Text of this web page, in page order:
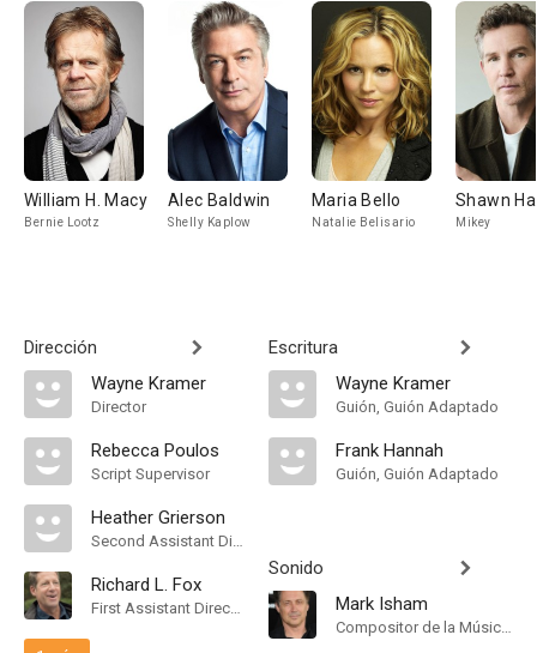
William H. Macy
Bernie Lootz
Alec Baldwin
Shelly Kaplow
Maria Bello
Natalie Belisario
Shawn
Mikey
Dirección
Wayne Kramer
Director
Rebecca Poulos
Script Supervisor
Heather Grierson
Second Assistant Director
Richard L. Fox
First Assistant Director
Escritura
Wayne Kramer
Guión, Guión Adaptado
Frank Hannah
Guión, Guión Adaptado
Sonido
Mark Isham
Compositor de la Música Original